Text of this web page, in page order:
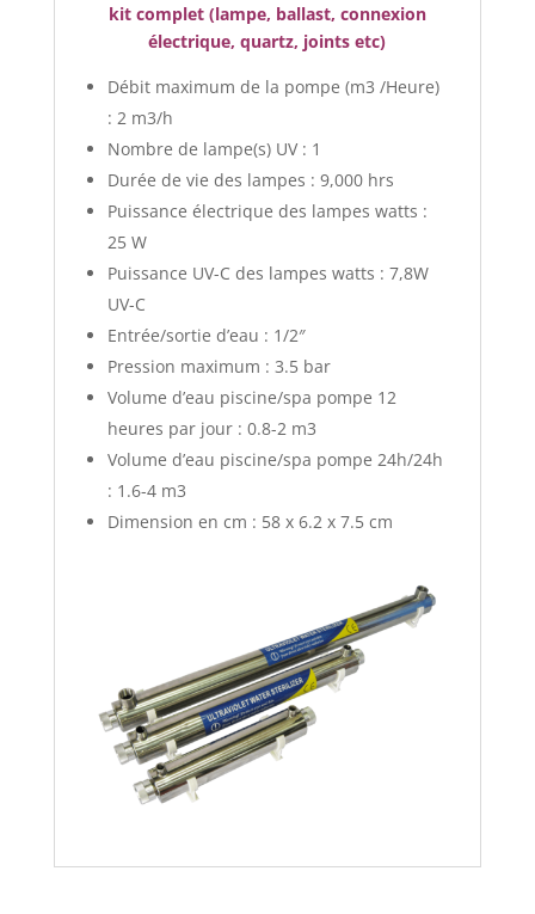
kit complet (lampe, ballast, connexion
électrique, quartz, joints etc)
Débit maximum de la pompe (m3 /Heure)
: 2 m3/h
Nombre de lampe(s) UV : 1
Durée de vie des lampes : 9,000 hrs
Puissance électrique des lampes watts :
25 W
Puissance UV-C des lampes watts : 7,8W
UV-C
Entrée/sortie d’eau : 1/2″
Pression maximum : 3.5 bar
Volume d’eau piscine/spa pompe 12
heures par jour : 0.8-2 m3
Volume d’eau piscine/spa pompe 24h/24h
: 1.6-4 m3
Dimension en cm : 58 x 6.2 x 7.5 cm